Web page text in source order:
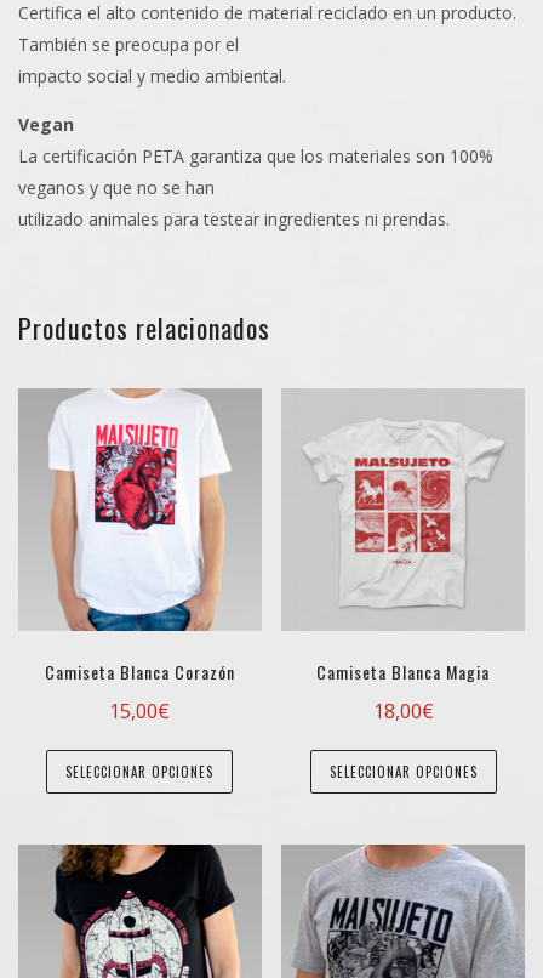
Certifica el alto contenido de material reciclado en un producto.
También se preocupa por el
impacto social y medio ambiental.
Vegan
La certificación PETA garantiza que los materiales son 100%
veganos y que no se han
utilizado animales para testear ingredientes ni prendas.
Productos relacionados
Camiseta Blanca Corazón
15,00€
SELECCIONAR OPCIONES
Este
múltiples
variantes.
Las
opciones
Camiseta Blanca Magia
18,00€
SELECCIONAR OPCIONES
Este
Las
se